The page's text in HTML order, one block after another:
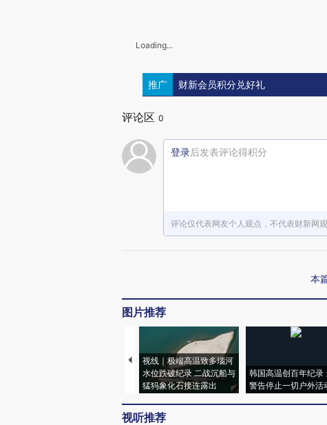
Loading...
推广 财新会员积分兑好礼
评论区 0
登录后发表评论得积分
评论仅代表网友个人观点，不代表财新网
本
图片推荐
视线｜极端高温致多瑙河
水位跌破纪录 二战沉船与
猛犸象化石接连露出
韩国高温创百年纪录
警告停止一切户外活
视听推荐